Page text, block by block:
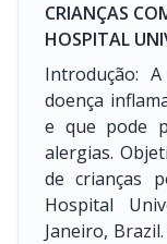
CRIANÇAS
HOSPITAL
Introdução:
doença
e que pode
alergias.
de crianças
Hospital
Janeiro,